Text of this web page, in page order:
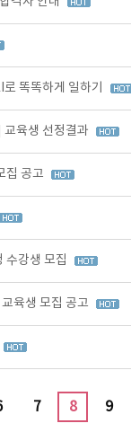
똑똑하게 일하기
육생 선정결과
집 공고
수강생 모집
육생 모집 공고
7 8 9